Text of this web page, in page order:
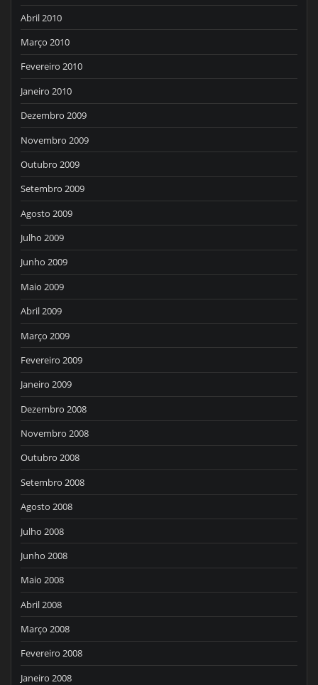
Abril 2010
Março 2010
Fevereiro 2010
Janeiro 2010
Dezembro 2009
Novembro 2009
Outubro 2009
Setembro 2009
Agosto 2009
Julho 2009
Junho 2009
Maio 2009
Abril 2009
Março 2009
Fevereiro 2009
Janeiro 2009
Dezembro 2008
Novembro 2008
Outubro 2008
Setembro 2008
Agosto 2008
Julho 2008
Junho 2008
Maio 2008
Abril 2008
Março 2008
Fevereiro 2008
Janeiro 2008